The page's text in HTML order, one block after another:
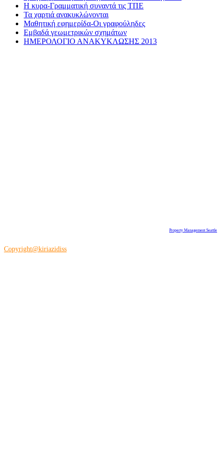
Η κυρα-Γραμματική συναντά τις ΤΠΕ
Τα χαρτιά ανακυκλώνονται
Μαθητική εφημερίδα-Οι γραφούληδες
Εμβαδά γεωμετρικών σχημάτων
ΗΜΕΡΟΛΟΓΙΟ ΑΝΑΚΥΚΛΩΣΗΣ 2013
Property Management Seattle
Copyright@kiriazidiss